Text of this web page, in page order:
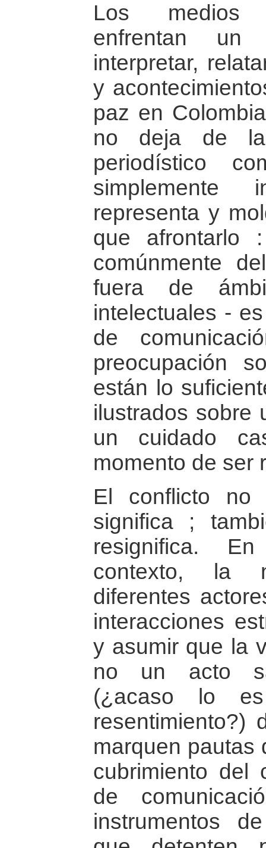
Los medios
enfrentan un
interpretar,
y
paz en
no deja de
periodístico
simplemente
representa y
que afrontarlo
comúnmente
fuera de
intelectuales -
de
preocupación
están lo
ilustrados sobre
un cuidado
momento de ser
El conflicto
significa ;
resignifica.
contexto, la
diferentes
interacciones
y asumir que la
no un acto
(¿acaso lo
resentimiento?)
marquen pautas
cubrimiento del
de
instrumentos